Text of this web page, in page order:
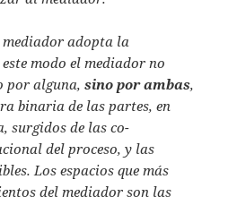
mediador adopta la
modo el mediador no
por alguna,sino por ambas,
binaria de las partes, en
surgidos de las co-
del proceso, y las
Los espacios que más
del mediador son las